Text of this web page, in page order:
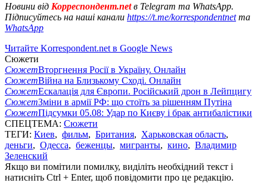
Новини від Корреспондент.netв Telegram та WhatsApp.
Підписуйтесь на наші канали https://t.me/korrespondentnetта
WhatsApp
Читайте Korrespondent.net в Google News
Сюжети
СюжетВторгнення Росії в Україну. Онлайн
СюжетВійна на Близькому Сході. Онлайн
СюжетЕскалація для Європи. Російський дрон в Лейпцигу
СюжетЗміни в армії РФ: що стоїть за рішенням Путіна
СюжетПідсумки 05.08: Удар по Києву і брак антибалістики
СПЕЦТЕМА: Сюжети
ТЕГИ: Киев, фильм, Британия, Харьковская область,
деньги, Одесса, беженцы, мигранты, кино, Владимир
Зеленский
Якщо ви помітили помилку, виділіть необхідний текст і
натисніть Ctrl + Enter, щоб повідомити про це редакцію.